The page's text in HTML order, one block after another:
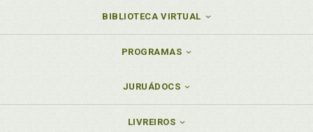
BIBLIOTECA VIRTUAL
PROGRAMAS
JURUÁDOCS
LIVREIROS